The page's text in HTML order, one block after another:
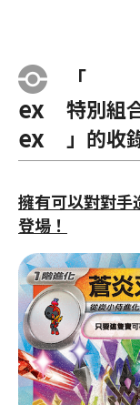
「
ex 特別組
ex 」的收
擁有可以對對手
登場！